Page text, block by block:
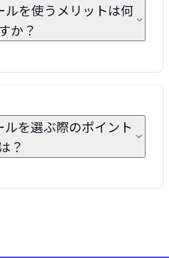
ルを使うメリットは何
か？
ルを選ぶ際のポイント
は？